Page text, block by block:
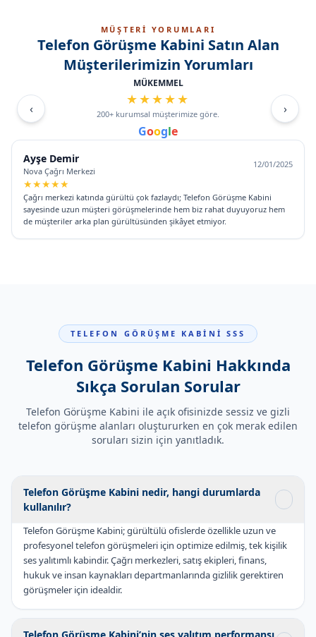
MÜŞTERİ YORUMLARI
Telefon Görüşme Kabini Satın Alan
Müşterilerimizin Yorumları
MÜKEMMEL
★★★★★
200+ kurumsal müşterimize göre.
Google
‹
Mert Yalçın
Atlas Satış Ofisi
08/02/2025
★★★★★
Satış ekibi olarak gün içinde 30–40 dakikalık birçok telefon görüşmesi
yapıyoruz. Telefon Görüşme Kabini’ni kullandıktan sonra hem ses kalitesi
hem de gizlilik açısından müşterilerimize çok daha profesyonel bir
›
TELEFON GÖRÜŞME KABİNİ SSS
Telefon Görüşme Kabini Hakkında
Sıkça Sorulan Sorular
Telefon Görüşme Kabini ile açık ofisinizde sessiz ve gizli
telefon görüşme alanları oluştururken en çok merak edilen
Telefon Görüşme Kabini nedir, hangi durumlarda
Telefon Görüşme Kabini; gürültülü ofislerde özellikle uzun ve
profesyonel telefon görüşmeleri için optimize edilmiş, tek kişilik
ses yalıtımlı kabindir. Çağrı merkezleri, satış ekipleri, finans,
hukuk ve insan kaynakları departmanlarında gizlilik gerektiren